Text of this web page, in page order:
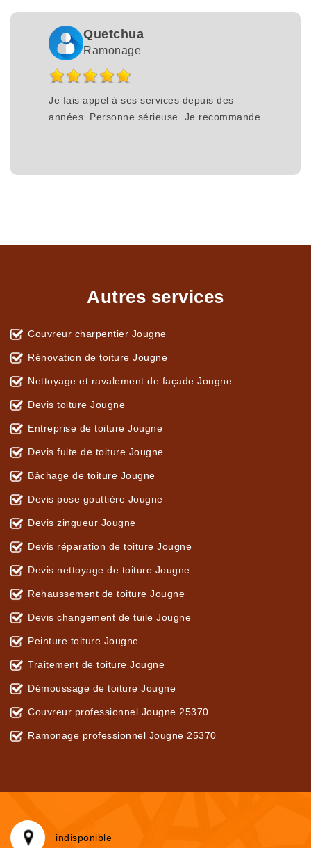
Quetchua
Ramonage
Je fais appel à ses services depuis des
années. Personne sérieuse. Je recommande
Autres services
Couvreur charpentier Jougne
Rénovation de toiture Jougne
Nettoyage et ravalement de façade Jougne
Devis toiture Jougne
Entreprise de toiture Jougne
Devis fuite de toiture Jougne
Bâchage de toiture Jougne
Devis pose gouttière Jougne
Devis zingueur Jougne
Devis réparation de toiture Jougne
Devis nettoyage de toiture Jougne
Rehaussement de toiture Jougne
Devis changement de tuile Jougne
Peinture toiture Jougne
Traitement de toiture Jougne
Démoussage de toiture Jougne
Couvreur professionnel Jougne 25370
Ramonage professionnel Jougne 25370
indisponible